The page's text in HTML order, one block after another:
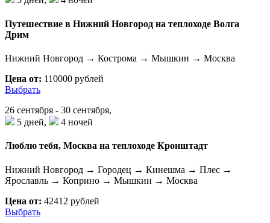
Путешествие в Нижний Новгород на теплоходе Волга
Дрим
Нижний Новгород → Кострома → Мышкин → Москва
Цена от: 110000 рублей
Выбрать
26 сентября - 30 сентября,
5 дней,
4 ночей
Люблю тебя, Москва на теплоходе Кронштадт
Нижний Новгород → Городец → Кинешма → Плес →
Ярославль → Коприно → Мышкин → Москва
Цена от: 42412 рублей
Выбрать